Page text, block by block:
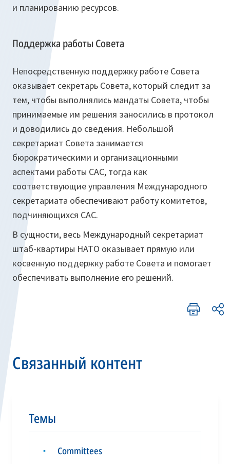
и планированию ресурсов.
Поддержка работы Совета
Непосредственную поддержку работе Совета
оказывает секретарь Совета, который следит за
тем, чтобы выполнялись мандаты Совета, чтобы
принимаемые им решения заносились в протокол
и доводились до сведения. Небольшой
секретариат Совета занимается
бюрократическими и организационными
аспектами работы САС, тогда как
соответствующие управления Международного
секретариата обеспечивают работу комитетов,
подчиняющихся САС.
В сущности, весь Международный секретариат
штаб-квартиры НАТО оказывает прямую или
косвенную поддержку работе Совета и помогает
обеспечивать выполнение его решений.
Связанный контент
Темы
▪ Committees